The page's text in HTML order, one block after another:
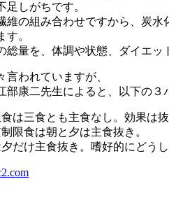
しがちです。
維の組み合わせですから、炭水
。
総量を、体調や状態、ダイエ
われていますが、
部康二先生によると、以下の３
は三食とも主食なし。効果は
限食は朝と夕は主食抜き。
だけ主食抜き。嗜好的にどう